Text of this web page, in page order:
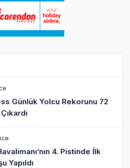
Günlük Yolcu Rekorunu 72
4. Pistinde İlk
Yapıldı